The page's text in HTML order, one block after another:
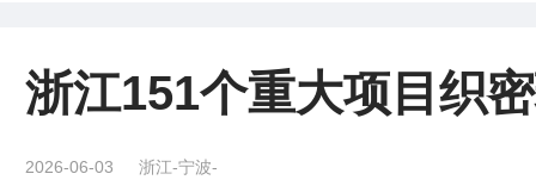
询价采购
谈判采购
浙江151个重大项目织
2026-06-03 浙江-宁波-